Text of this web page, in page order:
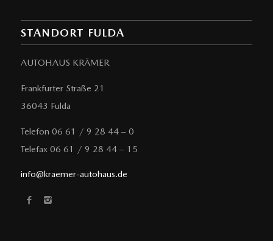
STANDORT FULDA
AUTOHAUS KRÄMER
Frankfurter Straße 21
36043 Fulda
Telefon 06 61 / 9 28 44 – 0
Telefax 06 61 / 9 28 44 – 15
info@kraemer-autohaus.de